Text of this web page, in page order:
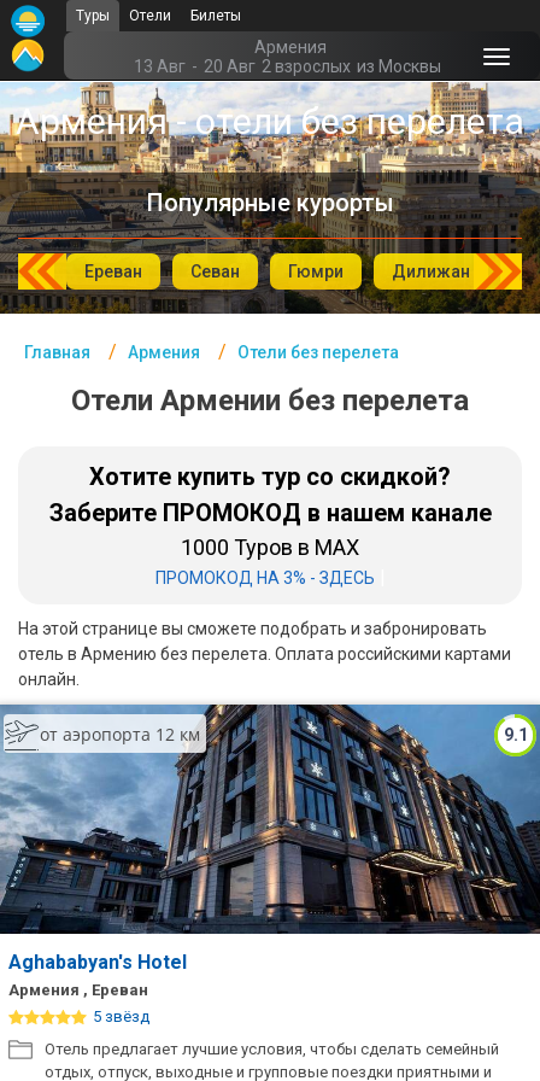
Туры Отели Билеты
Армения
13 Авг - 20 Авг 2 взрослых из Москвы
Армения - отели без перелета
Популярные курорты
Ереван Севан Гюмри Дилижан
Главная Армения Отели без перелета
Отели Армении без перелета
Хотите купить тур со скидкой?
Заберите ПРОМОКОД в нашем канале
1000 Туров в MAX
ПРОМОКОД НА 3% - ЗДЕСЬ
На этой странице вы сможете подобрать и забронировать
отель в Армению без перелета. Оплата российскими картами
онлайн.
9.1
от аэропорта 12 км
Aghababyan's Hotel
Армения , Ереван
5 звёзд
Отель предлагает лучшие условия, чтобы сделать семейный
отдых, отпуск, выходные и групповые поездки приятными и
Главная
Армения - Курорты
Офис г. Москва
Помощь
Подборки отелей
Турция
Вьетнам
Хайнань
Северный Гоа
Южный Гоа
Занзибар
Абхазия
Большой Сочи
Кав Мин Воды
Экскурсионные туры
VIP отели 5 звезд